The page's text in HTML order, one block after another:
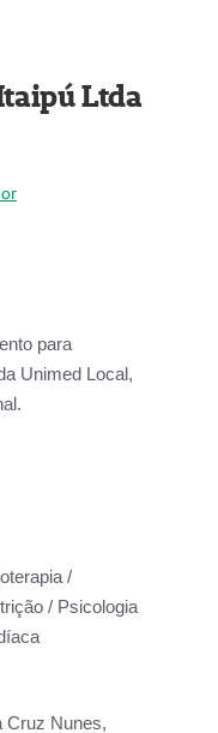
Ltda
para
Unimed Local,
/
/ Psicologia
Cruz Nunes,